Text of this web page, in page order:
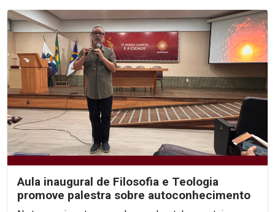
Aula inaugural de Filosofia e Teologia
promove palestra sobre autoconhecimento